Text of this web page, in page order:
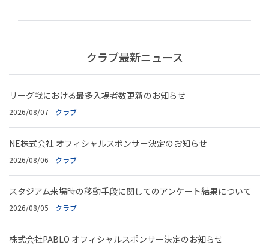
クラブ最新ニュース
リーグ戦における最多入場者数更新のお知らせ
2026/08/07 クラブ
NE株式会社 オフィシャルスポンサー決定のお知らせ
2026/08/06 クラブ
スタジアム来場時の移動手段に関してのアンケート結果について
2026/08/05 クラブ
株式会社PABLO オフィシャルスポンサー決定のお知らせ